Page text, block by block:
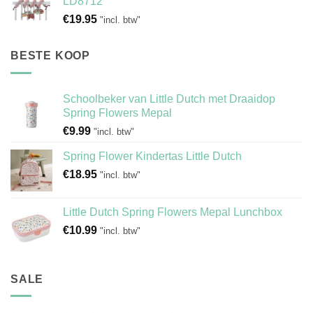
€19.95 "incl. btw"
BESTE KOOP
Schoolbeker van Little Dutch met Draaidop
Spring Flowers Mepal
€9.99 "incl. btw"
Spring Flower Kindertas Little Dutch
€18.95 "incl. btw"
Little Dutch Spring Flowers Mepal Lunchbox
€10.99 "incl. btw"
SALE